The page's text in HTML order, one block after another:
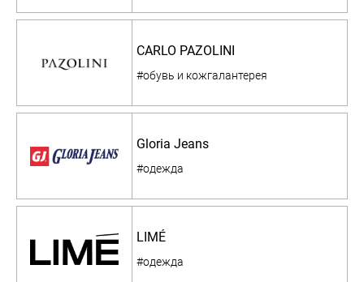
CARLO PAZOLINI
#обувь и кожгалантерея
Gloria Jeans
#одежда
LIMÉ
#одежда